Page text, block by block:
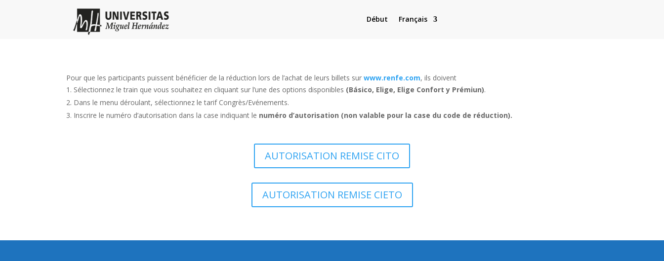
Début Français
Pour que les participants puissent bénéficier de la réduction lors de l’achat de leurs billets surwww.renfe.com, ils doivent
Sélectionnez le train que vous souhaitez en cliquant sur l’une des options disponibles (Básico, Elige, Elige Confort y Prémiun).
Dans le menu déroulant, sélectionnez le tarif Congrès/Evénements.
Inscrire le numéro d’autorisation dans la case indiquant le numéro d’autorisation (non valable pour la case du code de réduction).
AUTORISATION REMISE CITO
AUTORISATION REMISE CIETO